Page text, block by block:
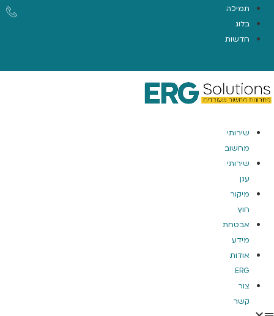
תמיכה
בלוג
חדשות
שירותי
מחשוב
שירותי
ענן
מיקור
חוץ
אבטחת
מידע
אודות
ERG
צור
קשר